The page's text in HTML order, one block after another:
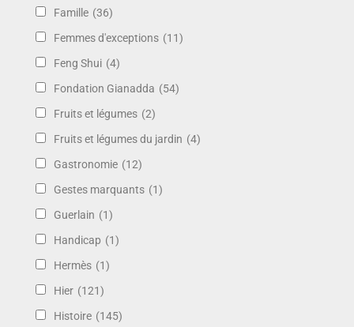
Famille (36)
Femmes d'exceptions (11)
Feng Shui (4)
Fondation Gianadda (54)
Fruits et légumes (2)
Fruits et légumes du jardin (4)
Gastronomie (12)
Gestes marquants (1)
Guerlain (1)
Handicap (1)
Hermès (1)
Hier (121)
Histoire (145)